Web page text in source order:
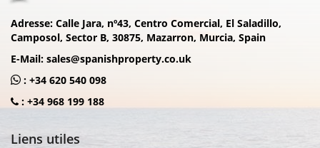
Adresse: Calle Jara, nº43, Centro Comercial, El Saladillo,
Camposol, Sector B, 30875, Mazarron, Murcia, Spain
E-Mail: sales@spanishproperty.co.uk
: +34 620 540 098
: +34 968 199 188
Liens utiles